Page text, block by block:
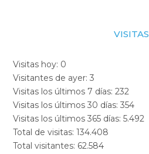
VISITAS
Visitas hoy: 0
Visitantes de ayer:3
Visitas los últimos 7 días:232
Visitas los últimos 30 días:354
Visitas los últimos 365 días:5.492
Total de visitas:134.408
Total visitantes: 62.584